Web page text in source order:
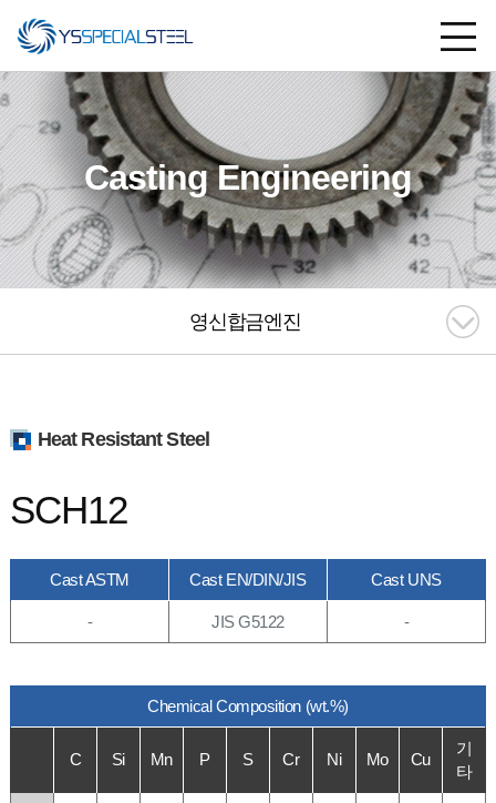
Casting Engineering
영신합금엔진
Heat Resistant Steel
SCH12
Cast ASTM Cast EN/DIN/JIS Cast UNS
- JIS G5122 -
Chemical Composition (wt.%)
C Si Mn P S Cr Ni Mo Cu
기
타